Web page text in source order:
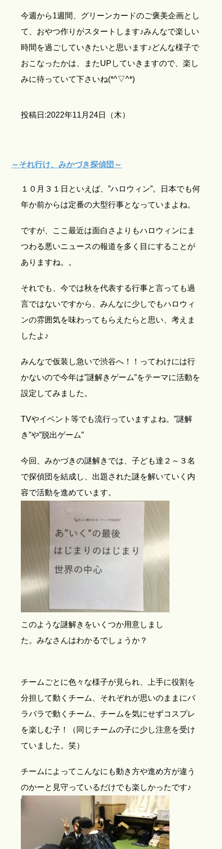
今週から1週間、グリーンカードのご褒美企画とし
て、おやつ作りがスタートします♪みんなで楽しい
時間を過ごしていきたいと思います♪どんな様子で
おこなったかは、またUPしていきますので、楽し
みに待っていて下さいね(*^▽^*)
投稿日:2022年11月24日（木）
～それ行け、みかづき探偵団～
１０月３１日といえば、”ハロウィン”。日本でも何
年か前からは定番の大型行事となっていまよね。
ですが、ここ最近は面白さよりもハロウィンにま
つわる悪いニュースの報道を多く目にすることが
ありますね。。
それでも、今では秋を代表する行事と言っても過
言ではないですから、みんなに少しでもハロウィ
ンの雰囲気を味わってもらえたらと思い、考えま
したよ♪
みんなで仮装し急いで渋谷へ！！ってわけには行
かないので今年は”謎解きゲーム”をテーマに活動を
設定してみました。
TVやイベント等でも流行っていますよね。”謎解
き”や”脱出ゲーム”
今回、みかづきの謎解きでは、子ども達２～３名
で探偵団を結成し、出題された謎を解いていく内
容で活動を進めています。
このような謎解きをいくつか用意しまし
た。みなさんはわかるでしょうか？
チームごとに色々な様子が見られ、上手に役割を
分担して動くチーム、それぞれが思いのままにバ
ラバラで動くチーム、チームを気にせずコスプレ
を楽しむ子！（同じチームの子に少し注意を受け
ていました。笑）
チームによってこんなにも動き方や進め方が違う
のかーと見守っているだけでも楽しかったです♪